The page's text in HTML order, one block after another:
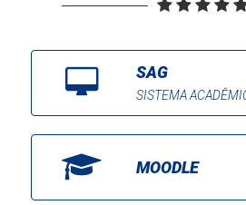
SAG
SISTEMA
MOODLE